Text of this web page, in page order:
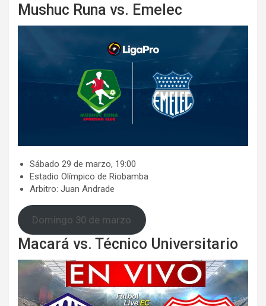
Mushuc Runa vs. Emelec
​​Sábado 29 de marzo, 19:00
​Estadio Olímpico de Riobamba
​​Arbitro: Juan Andrade
Domingo 30 de marzo
Macará vs. Técnico Universitario